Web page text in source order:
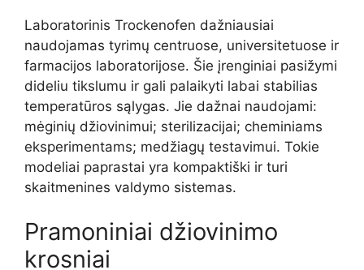
Laboratorinis Trockenofen dažniausiai
naudojamas tyrimų centruose, universitetuose ir
farmacijos laboratorijose. Šie įrenginiai pasižymi
dideliu tikslumu ir gali palaikyti labai stabilias
temperatūros sąlygas. Jie dažnai naudojami:
mėginių džiovinimui; sterilizacijai; cheminiams
eksperimentams; medžiagų testavimui. Tokie
modeliai paprastai yra kompaktiški ir turi
skaitmenines valdymo sistemas.
Pramoniniai džiovinimo
krosniai